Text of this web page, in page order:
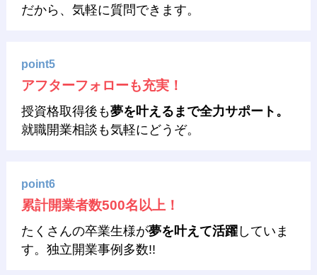
だから、気軽に質問できます。
point5
アフターフォローも充実！
授資格取得後も夢を叶えるまで全力サポート。
就職開業相談も気軽にどうぞ。
point6
累計開業者数500名以上！
たくさんの卒業生様が夢を叶えて活躍 していま
す。独立開業事例多数!!